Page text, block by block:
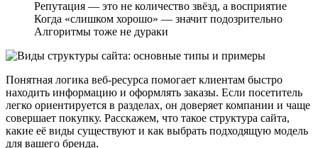
Репутация — это не количество звёзд, а восприятие
Когда «слишком хорошо» — значит подозрительно
Алгоритмы тоже не дураки
Понятная логика веб-ресурса помогает клиентам быстро
находить информацию и оформлять заказы. Если посетитель
легко ориентируется в разделах, он доверяет компании и чаще
совершает покупку. Расскажем, что такое структура сайта,
какие её виды существуют и как выбрать подходящую модель
для вашего бренда.